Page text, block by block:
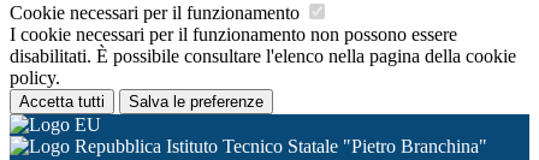
Cookie necessari per il funzionamento
I cookie necessari per il funzionamento non possono essere
disabilitati. È possibile consultare l'elenco nella pagina della cookie
policy.
Accetta tutti Salva le preferenze
Istituto Tecnico Statale "Pietro Branchina"